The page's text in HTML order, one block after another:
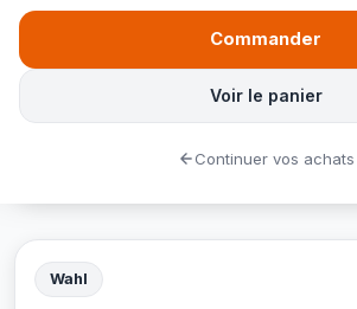
Wahl
Voir le panier
Commander
Continuer vos achats